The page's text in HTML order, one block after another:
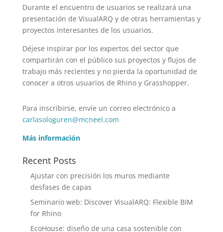
Durante el encuentro de usuarios se realizará una
presentación de VisualARQ y de otras herramientas y
proyectos interesantes de los usuarios.
Déjese inspirar por los expertos del sector que
compartirán con el público sus proyectos y flujos de
trabajo más recientes y no pierda la oportunidad de
conocer a otros usuarios de Rhino y Grasshopper.
Para inscribirse, envíe un correo electrónico a
carlasologuren@mcneel.com
Más información
Recent Posts
Ajustar con precisión los muros mediante
desfases de capas
Seminario web: Discover VisualARQ: Flexible BIM
for Rhino
EcoHouse: diseño de una casa sostenible con